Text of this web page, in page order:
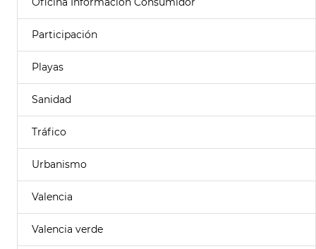
Participación
Playas
Sanidad
Tráfico
Urbanismo
Valencia
Valencia verde